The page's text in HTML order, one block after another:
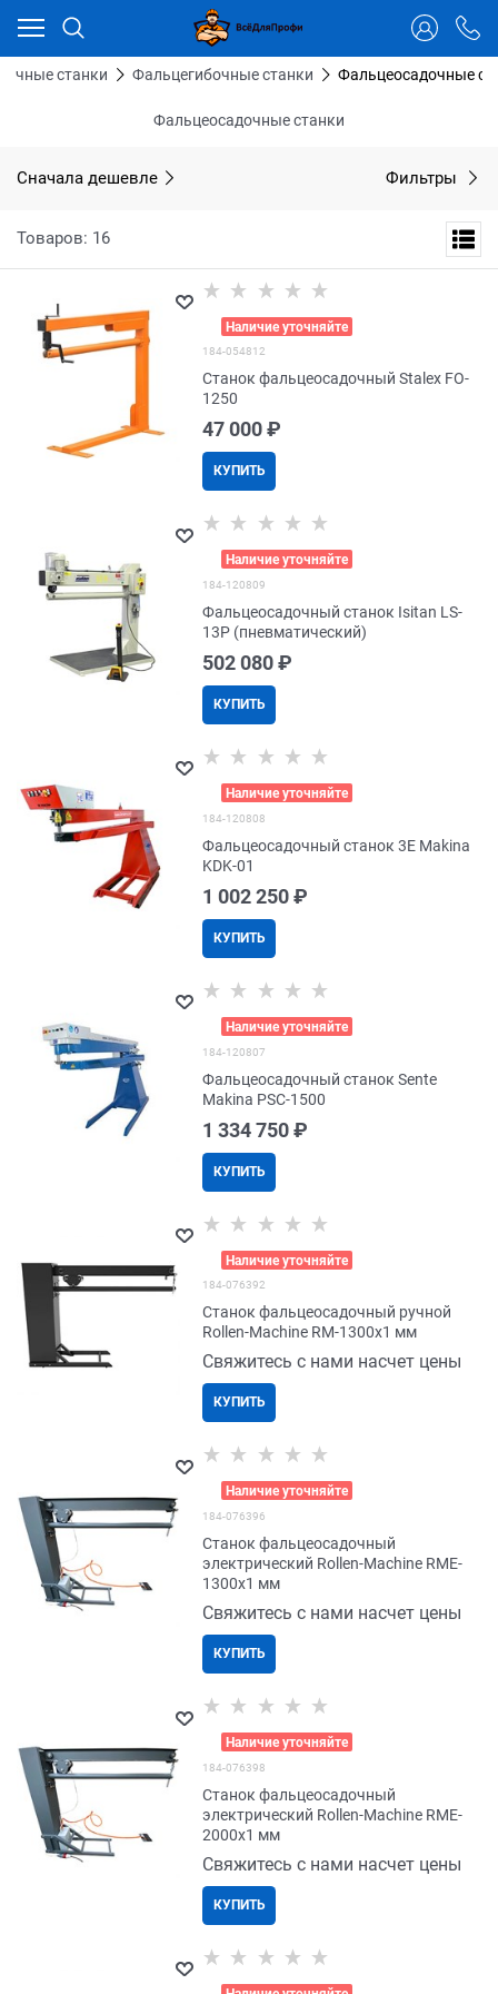
станки Фальцегибочные станки Фальцеосадочные
Фальцеосадочные станки
Сначала дешевле Фильтры
Товаров: 16
Наличие уточняйте
184-054812
Станок фальцеосадочный Stalex FO-
1250
47 000 ₽
КУПИТЬ
Наличие уточняйте
184-120809
Фальцеосадочный станок Isitan LS-
13P (пневматический)
502 080 ₽
КУПИТЬ
Наличие уточняйте
184-120808
Фальцеосадочный станок 3E Makina
KDK-01
1 002 250 ₽
КУПИТЬ
Наличие уточняйте
184-120807
Фальцеосадочный станок Sente
Makina PSC-1500
1 334 750 ₽
КУПИТЬ
Наличие уточняйте
184-076392
Станок фальцеосадочный ручной
Rollen-Machine RM-1300x1 мм
Свяжитесь с нами насчет цены
КУПИТЬ
Наличие уточняйте
184-076396
Станок фальцеосадочный
электрический Rollen-Machine RME-
1300x1 мм
Свяжитесь с нами насчет цены
КУПИТЬ
Наличие уточняйте
184-076398
Станок фальцеосадочный
электрический Rollen-Machine RME-
2000x1 мм
Свяжитесь с нами насчет цены
КУПИТЬ
Ваш город - Тюмень,
угадали?
ДА НЕТ